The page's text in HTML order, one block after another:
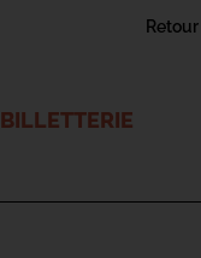
BILLETTERIE